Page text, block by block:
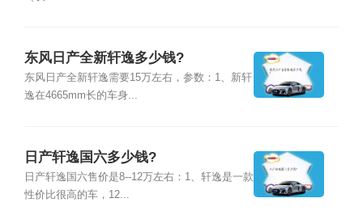
东风日产全新轩逸多少钱?
东风日产全新轩逸需要15万左右，参数：1、新轩
逸在4665mm长的车身...
日产轩逸国六多少钱?
日产轩逸国六售价是8--12万左右：1、轩逸是一款
性价比很高的车，12...